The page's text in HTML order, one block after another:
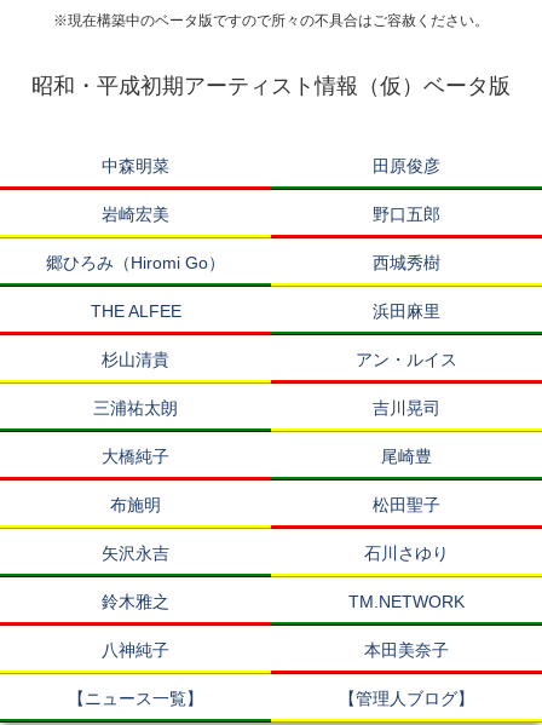
※現在構築中のベータ版ですので所々の不具合はご容赦ください。
昭和・平成初期アーティスト情報（仮）ベータ版
中森明菜 田原俊彦
岩崎宏美 野口五郎
郷ひろみ（Hiromi Go） 西城秀樹
THE ALFEE 浜田麻里
杉山清貴 アン・ルイス
三浦祐太朗 吉川晃司
大橋純子 尾崎豊
布施明 松田聖子
矢沢永吉 石川さゆり
鈴木雅之 TM.NETWORK
八神純子 本田美奈子
【ニュース一覧】 【管理人ブログ】